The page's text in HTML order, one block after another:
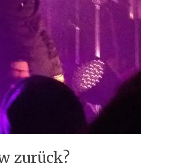
zurück?